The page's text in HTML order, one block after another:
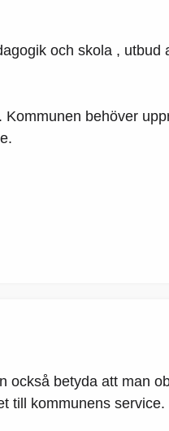
och skola ,
behöver
också betyda att man
till kommunens service.